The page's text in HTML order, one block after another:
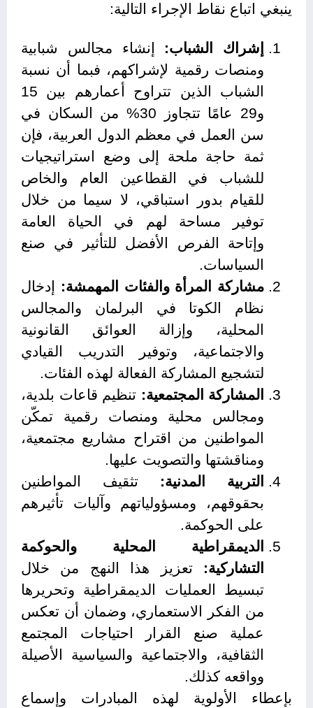
ينبغي اتباع نقاط الإجراء التالية:
إشراك الشباب:
إنشاء مجالس شبابية
ومنصات رقمية لإشراكهم، فبما أن نسبة
الشباب الذين تتراوح أعمارهم بين 15
و29 عامًا تتجاوز 30% من السكان في
سن العمل في معظم الدول العربية، فإن
ثمة حاجة ملحة إلى وضع استراتيجيات
للشباب في القطاعين العام والخاص
للقيام بدور استباقي، لا سيما من خلال
توفير مساحة لهم في الحياة العامة
وإتاحة الفرص الأفضل للتأثير في صنع
السياسات.
مشاركة المرأة والفئات المهمشة: إدخال
نظام الكوتا في البرلمان والمجالس
المحلية، وإزالة العوائق القانونية
والاجتماعية، وتوفير التدريب القيادي
لتشجيع المشاركة الفعالة لهذه الفئات.
المشاركة المجتمعية: تنظيم قاعات بلدية،
ومجالس محلية ومنصات رقمية تمكّن
المواطنين من اقتراح مشاريع مجتمعية،
ومناقشتها والتصويت عليها.
التربية المدنية: تثقيف المواطنين
بحقوقهم، ومسؤولياتهم وآليات تأثيرهم
على الحوكمة.
الديمقراطية المحلية والحوكمة
التشاركية: تعزيز هذا النهج من خلال
تبسيط العمليات الديمقراطية وتحريرها
من الفكر الاستعماري، وضمان أن تعكس
عملية صنع القرار احتياجات المجتمع
الثقافية، والاجتماعية والسياسية الأصيلة
وواقعه كذلك.
بإعطاء الأولوية لهذه المبادرات وإسماع